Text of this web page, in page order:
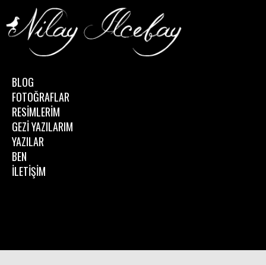
BLOG
FOTOĞRAFLAR
RESİMLERİM
GEZİ YAZILARIM
YAZILAR
BEN
İLETİŞİM